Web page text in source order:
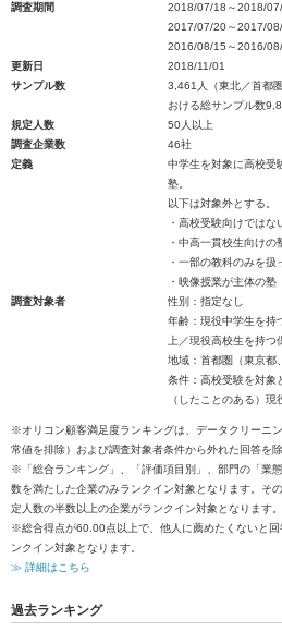
調査期間
2018/07/18～2018/
2017/07/20～2017/
2016/08/15～2016/
更新日
2018/11/01
サンプル数
3,461人（東北／首都
おける総サンプル数
規定人数
50人以上
調査企業数
46社
定義
中学生を対象に高校受
塾。
以下は対象外とする。
・高校受験向けではな
・中高一貫校生向けの
・一部の教科のみを扱
・映像授業が主体の塾
調査対象者
性別：指定なし
年齢：現役中学生を持
上／現役高校生を持
地域：首都圏（東京都
条件：高校受験を対象
（したことのある）
※オリコン顧客満足度ランキングは、データクリーニ
常値を排除）および調査対象者条件から外れた回答を
※「総合ランキング」、「評価項目別」、部門の「業
数を満たした企業のみランクイン対象となります。そ
定人数の半数以上の企業がランクイン対象となります。
※総合得点が60.00点以上で、他人に薦めたくないと
ンクイン対象となります。
≫ 詳細はこちら
過去ランキング